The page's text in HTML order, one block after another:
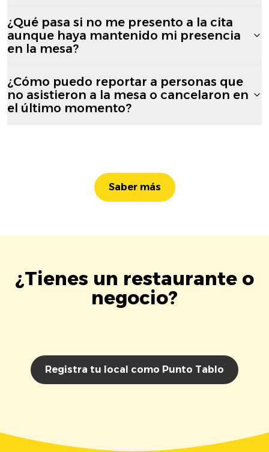
¿Qué pasa si no me presento a la cita
aunque haya mantenido mi presencia
en la mesa?
¿Cómo puedo reportar a personas que
no asistieron a la mesa o cancelaron en
el último momento?
Saber más
¿Tienes un restaurante o
negocio?
Registra tu local como Punto Tablo